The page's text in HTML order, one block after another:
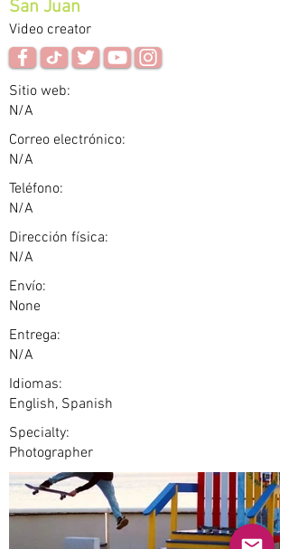
San Juan
Video creator
Sitio web:
N/A
Correo electrónico:
N/A
Teléfono:
N/A
Dirección física:
N/A
Envío:
None
Entrega:
N/A
Idiomas:
English, Spanish
Specialty:
Photographer